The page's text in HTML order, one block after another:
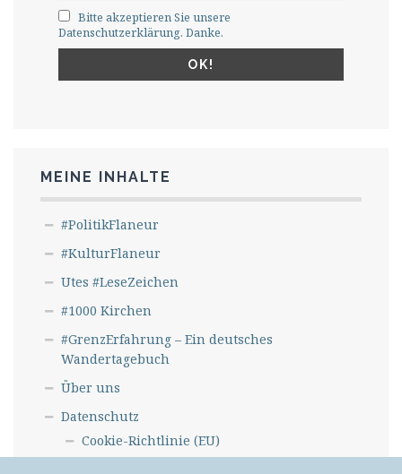
Bitte akzeptieren Sie unsere
Datenschutzerklärung. Danke.
MEINE INHALTE
#PolitikFlaneur
#KulturFlaneur
Utes #LeseZeichen
#1000 Kirchen
#GrenzErfahrung – Ein deutsches
Wandertagebuch
Über uns
Datenschutz
Cookie-Richtlinie (EU)